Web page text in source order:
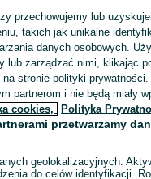
Pozostałe
Pozostałe
przechowujemy lub
takich jak unikalne
danych osobowych.
lub zarządzać nimi, klikając
stronie polityki
partnerom i nie będą miały
cookies, Polityka
przetwarzamy
geolokalizacyjnych.
do celów identyfikacji.